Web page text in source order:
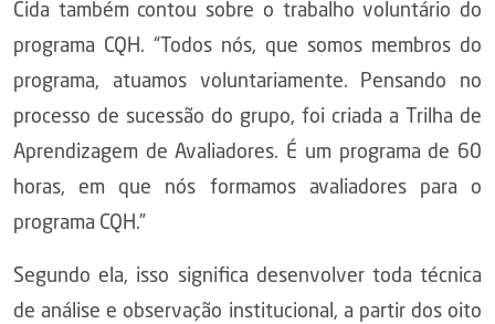
Cida também contou sobre o trabalho voluntário do
programa CQH. “Todos nós, que somos membros do
programa, atuamos voluntariamente. Pensando no
processo de sucessão do grupo, foi criada a Trilha de
Aprendizagem de Avaliadores. É um programa de 60
horas, em que nós formamos avaliadores para o
programa CQH.”
Segundo ela, isso significa desenvolver toda técnica
de análise e observação institucional, a partir dos oito